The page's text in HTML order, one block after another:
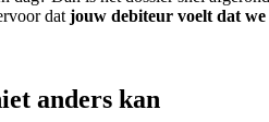
dat jouw debiteur voelt dat we
anders kan